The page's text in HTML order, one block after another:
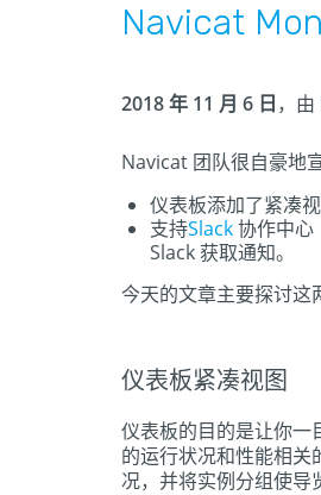
Navicat
2018 年 11 月 6 日，
Navicat 团队很自豪地
仪表板添加了紧凑视
支持Slack协作中
Slack 获取通知。
今天的文章主要探讨这
仪表板紧凑视图
仪表板的目的是让你一
的运行状况和性能相
况，并将实例分组使导